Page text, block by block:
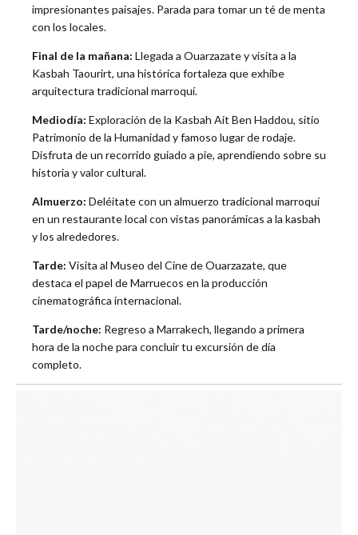
impresionantes paisajes. Parada para tomar un té de menta
con los locales.
Final de la mañana: Llegada a Ouarzazate y visita a la
Kasbah Taourirt, una histórica fortaleza que exhibe
arquitectura tradicional marroquí.
Mediodía: Exploración de la Kasbah Ait Ben Haddou, sitio
Patrimonio de la Humanidad y famoso lugar de rodaje.
Disfruta de un recorrido guiado a pie, aprendiendo sobre su
historia y valor cultural.
Almuerzo: Deléitate con un almuerzo tradicional marroquí
en un restaurante local con vistas panorámicas a la kasbah
y los alrededores.
Tarde: Visita al Museo del Cine de Ouarzazate, que
destaca el papel de Marruecos en la producción
cinematográfica internacional.
Tarde/noche: Regreso a Marrakech, llegando a primera
hora de la noche para concluir tu excursión de día
completo.